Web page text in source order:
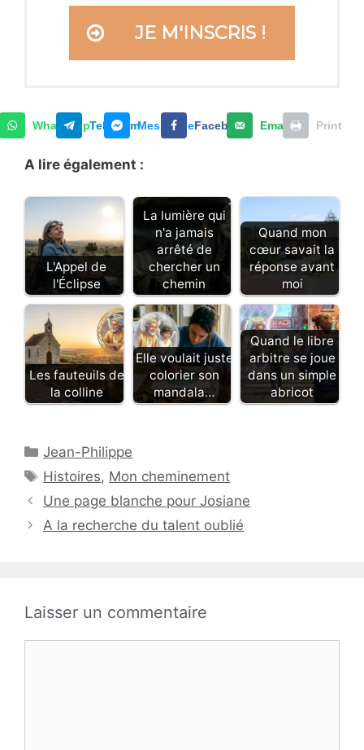
JE M'INSCRIS !
WhatsAppTelegramMessengerFacebook Email Print
A lire également :
L'Appel de
l'Éclipse
La lumière qui
n'a jamais
arrêté de
chercher un
chemin
Quand mon
cœur savait la
réponse avant
moi
Les fauteuils de
la colline
Elle voulait juste
colorier son
mandala…
Quand le libre
arbitre se joue
dans un simple
abricot
Catégories
Jean-Philippe
Étiquettes
Histoires, Mon cheminement
Une page blanche pour Josiane
A la recherche du talent oublié
Laisser un commentaire